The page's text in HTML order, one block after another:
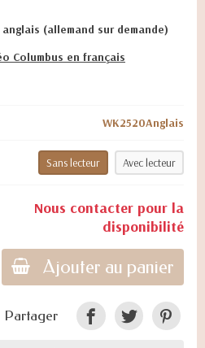
(allemand sur demande)
Columbus en français
WK2520Anglais
Sans lecteur Avec lecteur
Nous contacter pour la
disponibilité
Ajouter au panier
Partager